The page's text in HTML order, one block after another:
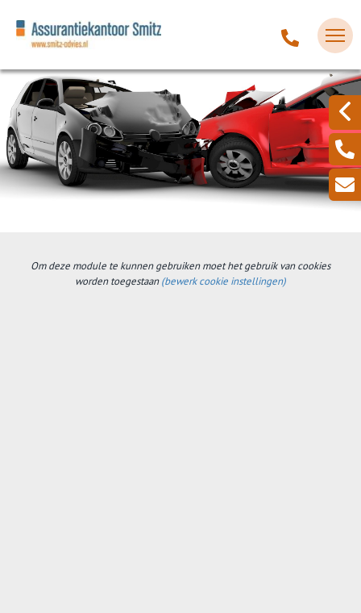
Om deze module te kunnen gebruiken moet het gebruik van cookies
worden toegestaan(bewerk cookie instellingen)